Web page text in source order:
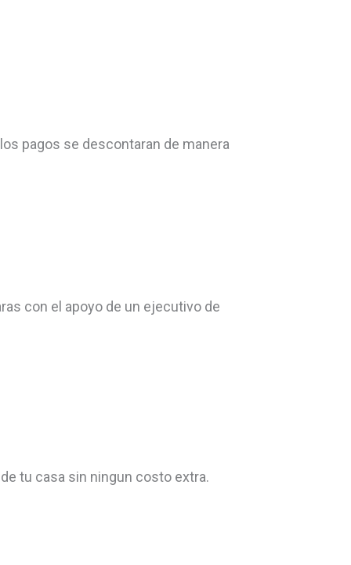
pagos se descontaran de manera
con el apoyo de un ejecutivo de
tu casa sin ningun costo extra.